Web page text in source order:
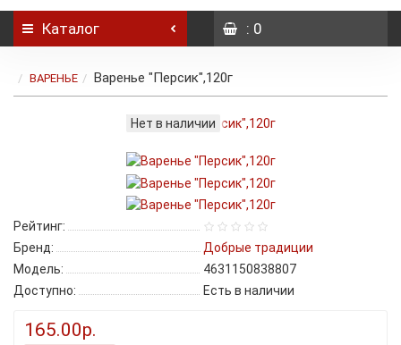
Каталог : 0
ВАРЕНЬЕ Варенье "Персик",120г
Нет в наличии
Рейтинг:
Бренд:
Добрые традиции
Модель:
4631150838807
Доступно:
Есть в наличии
165.00р.